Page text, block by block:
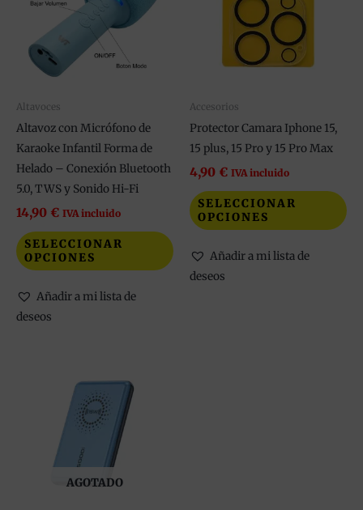
Altavoces
Altavoz con Micrófono de
Karaoke Infantil Forma de
Helado – Conexión Bluetooth
5.0, TWS y Sonido Hi-Fi
14,90 € IVA incluido
SELECCIONAR
OPCIONES
pueden
elegir
producto
Añadir a mi lista de
deseos
Accesorios
Protector Camara Iphone 15,
15 plus, 15 Pro y 15 Pro Max
4,90 € IVA incluido
SELECCIONAR
OPCIONES
de
Añadir a mi lista de
deseos
AGOTADO